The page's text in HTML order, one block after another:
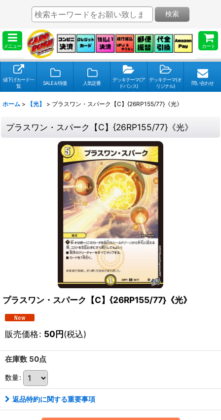
メニュー カート
検索
値下げカード一
覧
SALE＆特価 人気定番
デッキテーマ(ア
ドバンス)
デッキテーマ(オ
リジナル)
問い合わせ
ホーム > 【光】 > プラスワン・スパーク【C】{26RP155/77}《光》
プラスワン・スパーク【C】{26RP155/77}《光》
プラスワン・スパーク【C】{26RP155/77}《光》
販売価格: 50円(税込)
在庫数 50点
数量:
返品特約に関する重要事項